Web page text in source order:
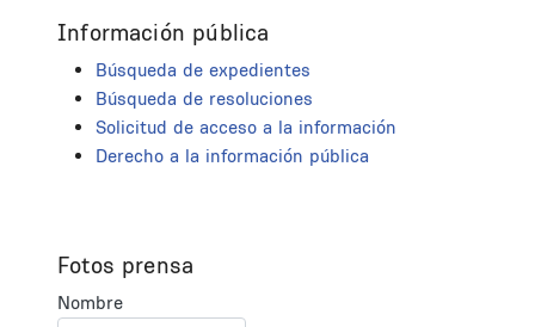
Información pública
Búsqueda de expedientes
Búsqueda de resoluciones
Solicitud de acceso a la información
Derecho a la información pública
Fotos prensa
Nombre